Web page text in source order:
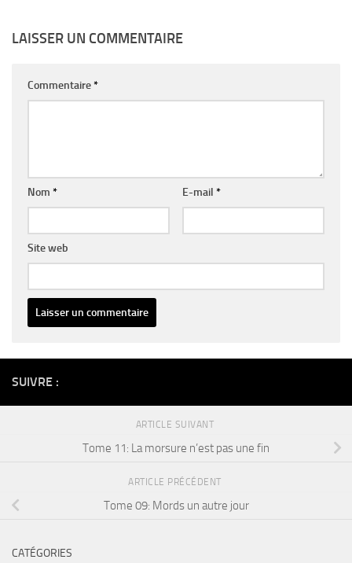
LAISSER UN COMMENTAIRE
Commentaire*
Nom * E-mail *
Site web
SUIVRE :
ARTICLE SUIVANT
Tome 11: La morsure n’est pas une fin
ARTICLE PRÉCÉDENT
Tome 09: Mords un autre jour
CATÉGORIES